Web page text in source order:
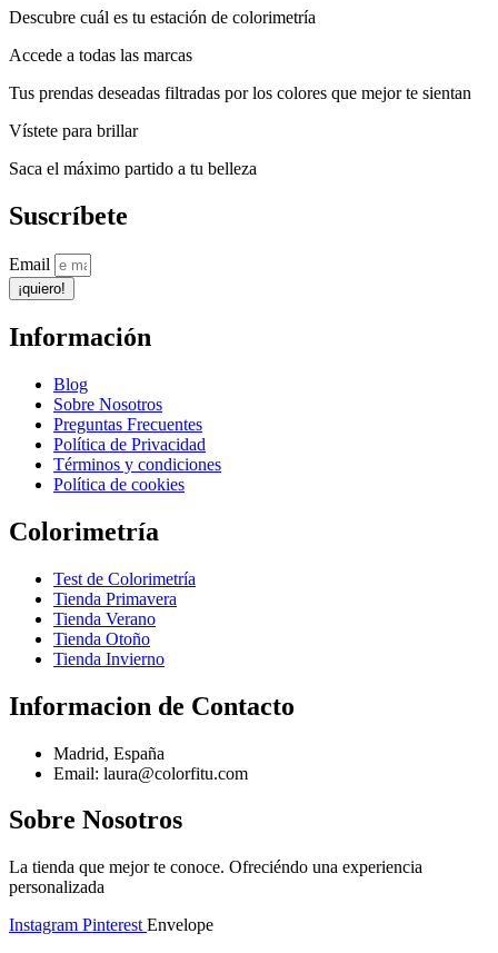
Descubre cuál es tu estación de colorimetría
Accede a todas las marcas
Tus prendas deseadas filtradas por los colores que mejor te sientan
Vístete para brillar
Saca el máximo partido a tu belleza
Suscríbete
Email
¡quiero!
Información
Blog
Sobre Nosotros
Preguntas Frecuentes
Política de Privacidad
Términos y condiciones
Política de cookies
Colorimetría
Test de Colorimetría
Tienda Primavera
Tienda Verano
Tienda Otoño
Tienda Invierno
Informacion de Contacto
Madrid, España
Email: laura@colorfitu.com
Sobre Nosotros
La tienda que mejor te conoce. Ofreciéndo una experiencia
personalizada
Instagram Pinterest Envelope